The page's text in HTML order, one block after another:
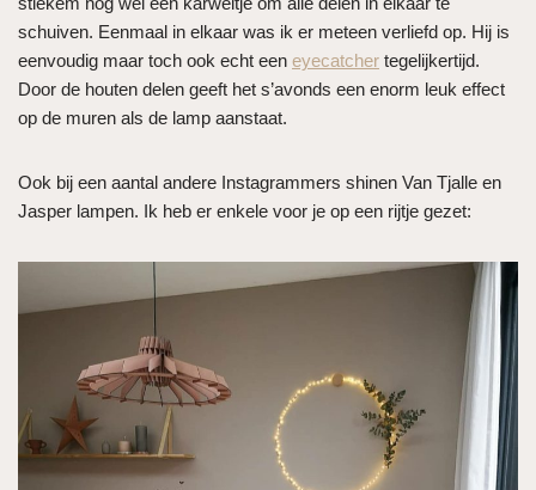
schuiven. Eenmaal in elkaar was ik er meteen verliefd op. Hij is
eenvoudig maar toch ook echt een eyecatcher tegelijkertijd.
Door de houten delen geeft het s’avonds een enorm leuk effect
op de muren als de lamp aanstaat.
Ook bij een aantal andere Instagrammers shinen Van Tjalle en
Jasper lampen. Ik heb er enkele voor je op een rijtje gezet: